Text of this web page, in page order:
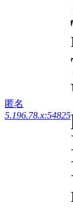
匿名
5.196.78.x:54825